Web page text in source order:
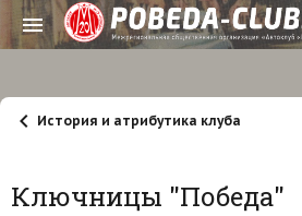
История и атрибутика клуба
Ключницы "Победа"